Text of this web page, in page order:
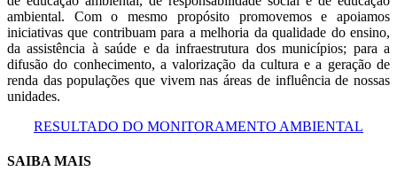
ambiental. Com o mesmo propósito promovemos e apoiamos
iniciativas que contribuam para a melhoria da qualidade do ensino,
da assistência à saúde e da infraestrutura dos municípios; para a
difusão do conhecimento, a valorização da cultura e a geração de
renda das populações que vivem nas áreas de influência de nossas
unidades.
RESULTADO DO MONITORAMENTO AMBIENTAL
SAIBA MAIS